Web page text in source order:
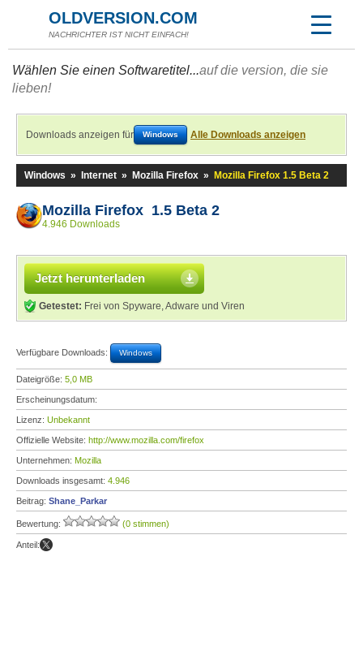
OLDVERSION.COM
NACHRICHTER IST NICHT EINFACH!
Wählen Sie einen Softwaretitel...auf die version, die sie
lieben!
Downloads anzeigen für Windows Alle Downloads anzeigen
Windows » Internet » Mozilla Firefox » Mozilla Firefox 1.5 Beta 2
Mozilla Firefox 1.5 Beta 2
4.946 Downloads
Jetzt herunterladen
Getestet: Frei von Spyware, Adware und Viren
Verfügbare Downloads: Windows
Dateigröße: 5,0 MB
Erscheinungsdatum:
Lizenz: Unbekannt
Offizielle Website: http://www.mozilla.com/firefox
Unternehmen: Mozilla
Downloads insgesamt: 4.946
Beitrag: Shane_Parkar
Bewertung: (0 stimmen)
Anteil: